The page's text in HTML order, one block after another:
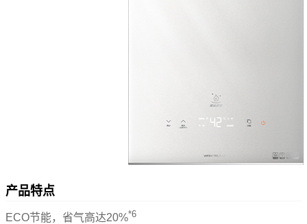
产品特点
ECO节能，省气高达20%*6